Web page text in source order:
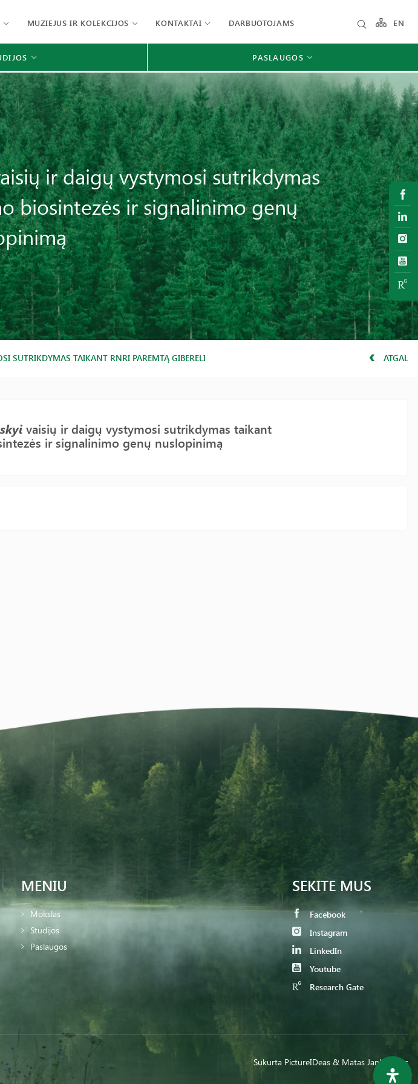
MUZIEJUS IR KOLEKCIJOS KONTAKTAI DARBUOTOJAMS EN
PASLAUGOS
ir daigų vystymosi sutrikdymas
biosintezės ir signalinimo genų
SUTRIKDYMAS TAIKANT RNRI PAREMTĄ GIBERELINO BIOSINTEZĖS IR SIGNALINIMO GENŲ ATGAL
vaisių ir daigų vystymosi sutrikdymas taikant
ir signalinimo genų nuslopinimą
MENIU
Mokslas
Studijos
Paslaugos
SEKITE MUS
Facebook
Instagram
LinkedIn
Youtube
Research Gate
Sukurta PictureIDeas & Matas Jankauskas